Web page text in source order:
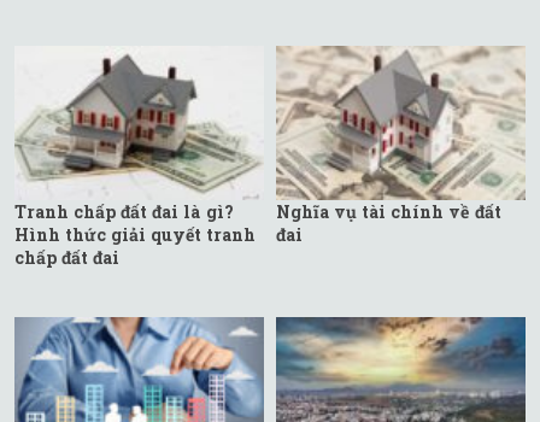
Tranh chấp đất đai là gì?
Hình thức giải quyết tranh
chấp đất đai
Nghĩa vụ tài chính về đất
đai